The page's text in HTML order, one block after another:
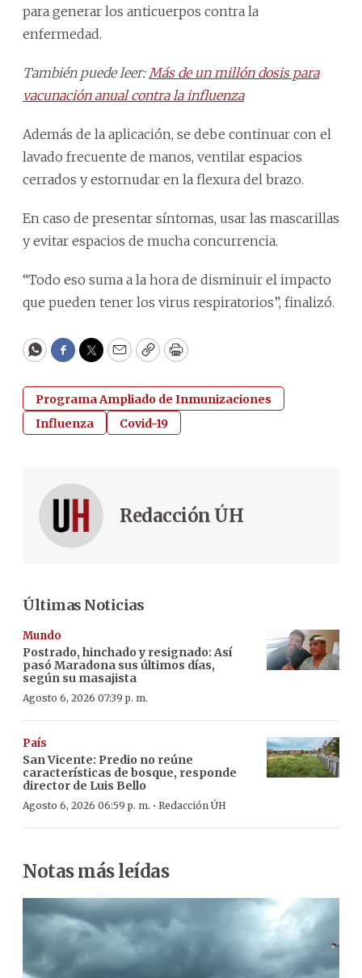
para generar los anticuerpos contra la
enfermedad.
También puede leer: Más de un millón dosis para
vacunación anual contra la influenza
Además de la aplicación, se debe continuar con el
lavado frecuente de manos, ventilar espacios
cerrados y estornudar en la flexura del brazo.
En caso de presentar síntomas, usar las mascarillas
y evitar espacios de mucha concurrencia.
“Todo eso suma a la hora de disminuir el impacto
que pueden tener los virus respiratorios”, finalizó.
WhatsApp
Facebook
Twitter
EmailCopyPrint
Programa Ampliado de Inmunizaciones
Influenza
Covid-19
Redacción ÚH
Últimas Noticias
Mundo
Postrado, hinchado y resignado: Así
pasó Maradona sus últimos días,
según su masajista
Agosto 6, 2026 07:39 p. m.
País
San Vicente: Predio no reúne
características de bosque, responde
director de Luis Bello
Agosto 6, 2026 06:59 p. m. · Redacción ÚH
Notas más leídas